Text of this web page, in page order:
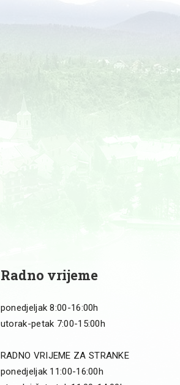
Radno vrijeme
ponedjeljak 8:00-16:00h
utorak-petak 7:00-15:00h
RADNO VRIJEME ZA STRANKE
ponedjeljak 11:00-16:00h